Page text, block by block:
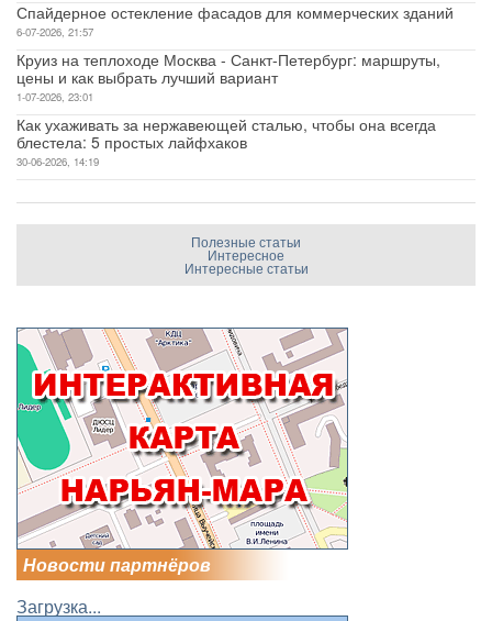
Спайдерное остекление фасадов для коммерческих зданий
6-07-2026, 21:57
Круиз на теплоходе Москва - Санкт-Петербург: маршруты,
цены и как выбрать лучший вариант
1-07-2026, 23:01
Как ухаживать за нержавеющей сталью, чтобы она всегда
блестела: 5 простых лайфхаков
30-06-2026, 14:19
Полезные статьи
Интересное
Интересные статьи
Новости партнёров
Загрузка...